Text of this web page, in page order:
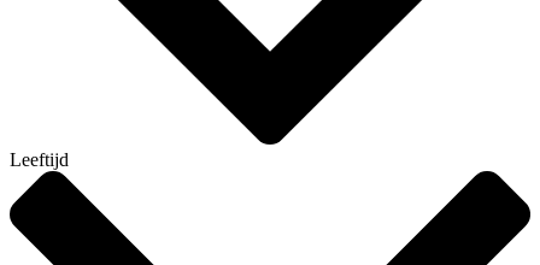
Leeftijd